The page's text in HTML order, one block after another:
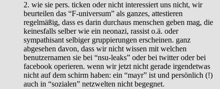
2. wie sie pers. ticken oder nicht interessiert uns nicht, wir
beurteilen das “F-universum” als ganzes, attestieren
regelmäßig, dass es darin durchaus menschen geben mag, die
keinesfalls selber wie ein neonazi, rassist o.ä. oder
sympathisant selbiger gruppierungen erscheinen. ganz
abgesehen davon, dass wir nicht wissen mit welchen
benutzernamen sie bei “nsu-leaks” oder bei twitter oder bei
facebook operieren. wenn wir jetzt nicht gerade irgendetwas
nicht auf dem schirm haben: ein “mayr” ist und persönlich (!)
auch in “sozialen” netzwelten nicht begegnet.